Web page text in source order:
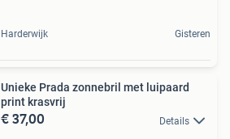
Harderwijk Gisteren
Unieke Prada zonnebril met luipaard
print krasvrij
€ 37,00 Details